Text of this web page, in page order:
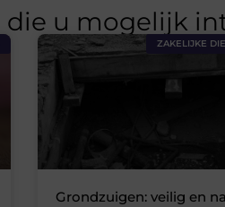
die u mogelijk
ZAKELIJKE
Grondzuigen: veilig en